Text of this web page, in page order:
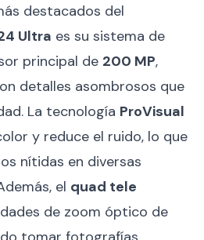
destacados del
Ultra es su sistema de
principal de 200 MP,
detalles asombrosos que
La tecnología ProVisual
y reduce el ruido, lo que
nítidas en diversas
el quad tele
de zoom óptico de